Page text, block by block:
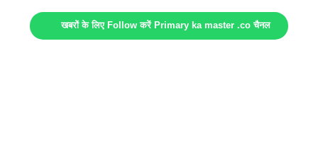
खबरों के लिए Follow करें Primary ka master .co चैनल